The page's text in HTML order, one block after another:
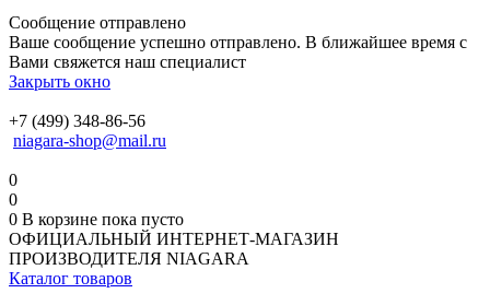
Сообщение отправлено
Ваше сообщение успешно отправлено. В ближайшее время с
Вами свяжется наш специалист
Закрыть окно
+7 (499) 348-86-56
niagara-shop@mail.ru
0
0
0 В корзине пока пусто
ОФИЦИАЛЬНЫЙ ИНТЕРНЕТ-МАГАЗИН
ПРОИЗВОДИТЕЛЯ NIAGARA
Каталог товаров